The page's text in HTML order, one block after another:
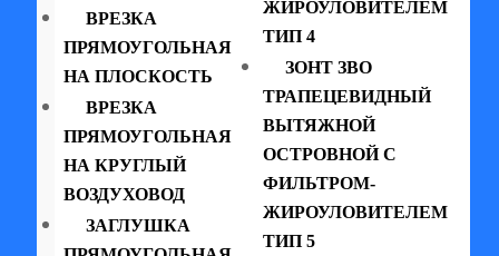
ВРЕЗКА
ПРЯМОУГОЛЬНАЯ
НА ПЛОСКОСТЬ
ВРЕЗКА
ПРЯМОУГОЛЬНАЯ
НА КРУГЛЫЙ
ВОЗДУХОВОД
ЗАГЛУШКА
ЖИРОУЛОВИТЕЛЕМ
ТИП 4
ЗОНТ ЗВО
ТРАПЕЦЕВИДНЫЙ
ВЫТЯЖНОЙ
ОСТРОВНОЙ С
ФИЛЬТРОМ-
ЖИРОУЛОВИТЕЛЕМ
ТИП 5